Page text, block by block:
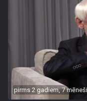
pirms 2 gadiem, 7